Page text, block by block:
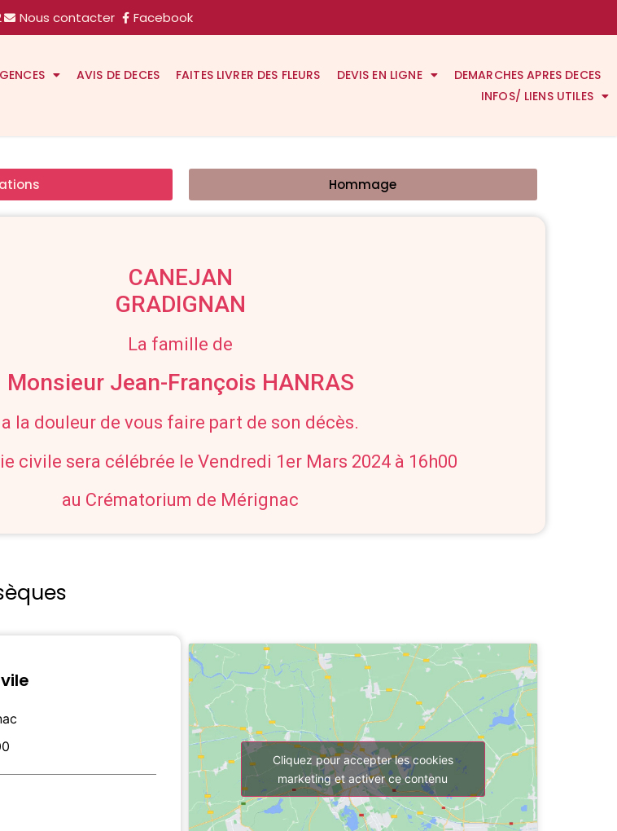
Nous contacter Facebook
AVIS DE DECES FAITES LIVRER DES FLEURS DEVIS EN LIGNE
DEMARCHES APRES DECES
INFOS/ LIENS UTILES
Hommage
CANEJAN
GRADIGNAN
La famille de
Monsieur Jean-François HANRAS
a la douleur de vous faire part de son décès.
civile sera célébrée le Vendredi 1er Mars 2024 à 16h00
au Crématorium de Mérignac
Cliquez pour accepter les cookies
marketing et activer ce contenu